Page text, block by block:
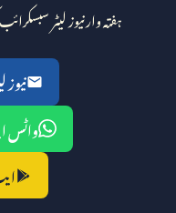
ہفتہ وار نیوز لیٹر
واٹس